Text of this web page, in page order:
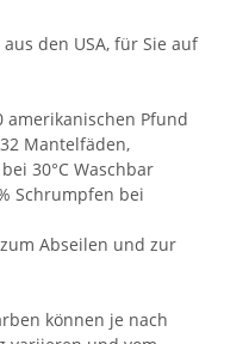
den USA, für Sie auf
amerikanischen Pfund
Mantelfäden,
30°C Waschbar
Schrumpfen bei
Abseilen und zur
können je nach